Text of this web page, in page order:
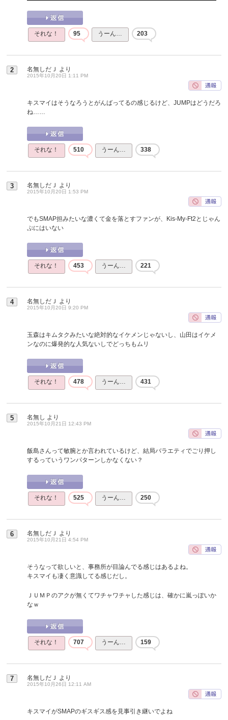
それな！ 95 うーん… 203
2 名無しだＪ より
2015年10月20日 1:11 PM
キスマイはそうなろうとがんばってるの感じるけど、JUMPはどうだろ
ね……
それな！ 510 うーん… 338
3 名無しだＪ より
2015年10月20日 1:53 PM
でもSMAP担みたいな濃くて金を落とすファンが、Kis-My-Ft2とじゃん
ぷにはいない
それな！ 453 うーん… 221
4 名無しだＪ より
2015年10月20日 9:20 PM
玉森はキムタクみたいな絶対的なイケメンじゃないし、山田はイケメ
ンなのに爆発的な人気ないしでどっちもムリ
それな！ 478 うーん… 431
5 名無し より
2015年10月21日 12:43 PM
飯島さんって敏腕とか言われているけど、結局バラエティでごり押し
するっていうワンパターンしかなくない？
それな！ 525 うーん… 250
6 名無しだＪ より
2015年10月21日 4:54 PM
そうなって欲しいと、事務所が目論んでる感じはあるよね。
キスマイも凄く意識してる感じだし。
ＪＵＭＰのアクが無くてワチャワチャした感じは、確かに嵐っぽいか
なｗ
それな！ 707 うーん… 159
7 名無しだＪ より
2015年10月26日 12:11 AM
キスマイがSMAPのギスギス感を見事引き継いでよね